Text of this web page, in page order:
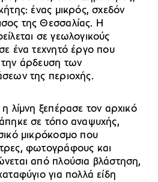
ένας μικρός, σχεδόν
της Θεσσαλίας. Η
σε γεωλογικούς
ένα τεχνητό έργο που
την άρδευση των
της περιοχής.
λίμνη ξεπέρασε τον αρχικό
σε τόπο αναψυχής,
μικρόκοσμο που
φωτογράφους και
από πλούσια βλάστηση,
για πολλά είδη